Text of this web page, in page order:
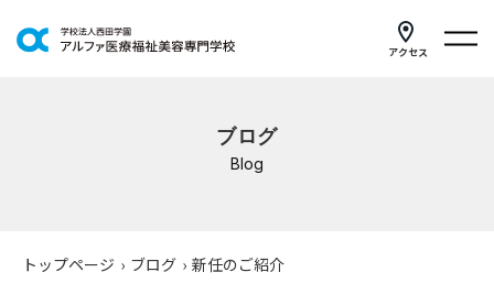
アクセス
ブログ
Blog
トップページ › ブログ › 新任のご紹介